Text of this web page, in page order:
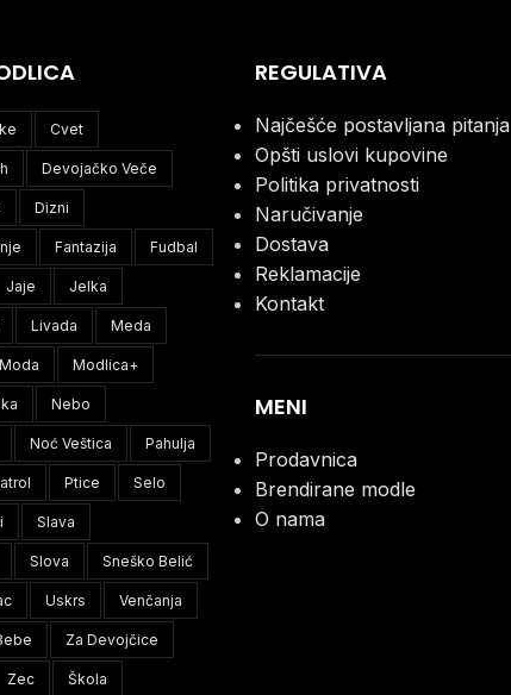
Cvet
Devojačko Veče
Dizni
Fantazija Fudbal
Jaje Jelka
Livada Meda
Moda Modlica+
Nebo
Noć Veštica Pahulja
Ptice Selo
Slava
Slova Sneško Belić
Uskrs Venčanja
Za Devojčice
Zec Škola
REGULATIVA
Najčešće postavljana pitanja
Opšti uslovi kupovine
Politika privatnosti
Naručivanje
Dostava
Reklamacije
Kontakt
MENI
Prodavnica
Brendirane modle
O nama